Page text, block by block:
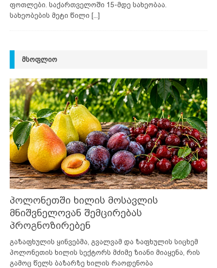
ფოთლები. საქართველოში 15-მდე სახეობაა.
სახეობების მეტი წილი [...]
ᲛᲡᲝᲤᲚᲘᲝ
პოლონეთში ხილის მოსავლის
მნიშვნელოვან შემცირებას
პროგნოზირებენ
გაზაფხულის ყინვებმა, გვალვამ და ზაფხულის სიცხემ
პოლონეთის ხილის სექტორს მძიმე ზიანი მიაყენა, რის
გამოც წელს ბაზარზე ხილის რაოდენობა